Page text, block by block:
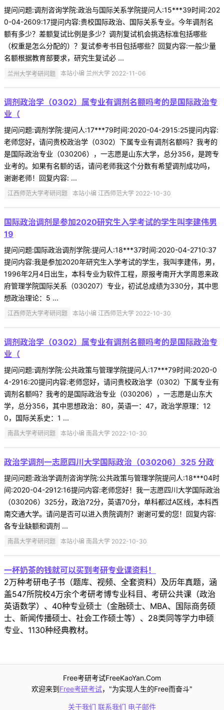
提问问题:调剂咨询学院:政治与国际关系学院提问人:15***39时间:202
0-04-2609:17提问内容:贵校国际政治、国际关系专业。今年调剂名
额有多少？差额复试比例是多少？调剂复试机会挑选标准包括哪些
（权重是怎么分配的）？复试参考书目包括哪些？回复内容:一般少量
名额根据教育部要求，研究生复试必 ...
兰州大学考研问题 本站小编 兰州大学 2022-11-06
调剂政治学（0302）属专业有调剂名额吗考的是国际政治专
业（
提问问题:调剂学院:提问人:17***79时间:2020-04-2915:25提问内容:
老师您好，请问贵校政治学（0302）下属专业有调剂名额吗？我考的
是国际政治专业（030206），一志愿是山东大学，总分356，是跨专
业考的。如果有名额的话，请问老师我这个分数有希望调剂成功吗，
谢谢老师！回复内容: ...
江西师范大学考研问题 本站小编 江西师范大学 2022-10-30
国际政治调剂是参加2020研究生入学考试的学生叫李建伟男
19
提问问题:国际政治调剂学院:提问人:18***37时间:2020-04-2710:37
提问内容:我是参加2020年研究生入学考试的学生，我叫李建伟，男，
1996年2月4日出生，本科专业为软件工程，原报考南开大学周恩来政
府管理学院国际关系（030207）专业，初试总成绩为330分，其中思
想政治理论：5 ...
江西师范大学考研问题 本站小编 江西师范大学 2022-10-30
调剂政治学（0302）属专业有调剂名额吗考的是国际政治专
业（
提问问题:调剂学院:公共政策与管理学院提问人:17***79时间:2020-0
4-2916:20提问内容:老师您好，请问贵校政治学（0302）下属专业有
调剂名额吗？我考的是国际政治专业（030206），一志愿是山东大
学，总分356，其中思想政治：80，英语一：47，政治学原理：12
0，国际关系史：1 ...
南昌大学考研问题 本站小编 南昌大学 2022-10-30
政治学调剂一志愿四川大学国际政治（030206）325 分政
提问问题:政治学调剂咨询学院:公共政策与管理学院提问人:18***04时
间:2020-04-2912:16提问内容:老师您好！我一志愿四川大学国际政治
（030206）325分，政治72分，英语70分，单科都过A区线，本科西
南交通大学。请问是否可以进入贵院调剂？谢谢可爱的您！回复内容:
各专业缺额和调剂 ...
南昌大学考研问题 本站小编 南昌大学 2022-10-30
一杯奶茶的钱就可以买到考研专业课资料！
2万种考研电子书（题库、视频、全套资料）及历年真题，涵
盖547所院校4万余个考研考博专业科目、考研公共课（政治
英语数学）、40种专业硕士（金融硕士、MBA、国际商务硕
士、新闻传播硕士、社会工作硕士等）、28类同等学力申硕
专业、1130种经典教材。
Free考研考试FreeKaoYan.Com
欢迎来到Free考研考试，"为实现人生的Free而奋斗"
关于我们 联系我们 电子邮件